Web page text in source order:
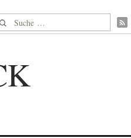
Suche nach: